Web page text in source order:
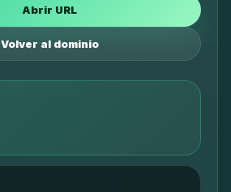
Abrir URL
Volver al dominio